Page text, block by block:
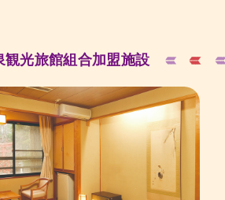
観光旅館組合加盟施設